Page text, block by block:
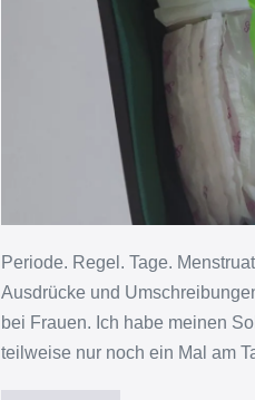
Periode. Regel. Tage.
Ausdrücke und
bei Frauen. Ich habe meinen
teilweise nur noch ein Mal am